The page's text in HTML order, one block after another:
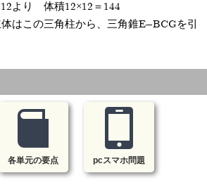
より 体積12×12＝144
はこの三角柱から、三角錐E-BCGを引
各単元の要点 pcスマホ問題